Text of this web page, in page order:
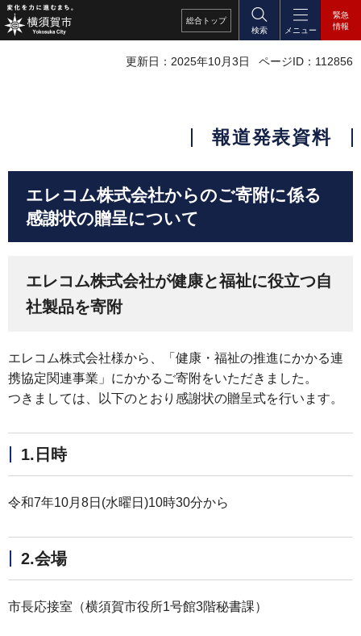
総合 トップ
検索
メニュー
緊急
情報
更新日：2025年10月3日 ページID：112856
報道発表資料
エレコム株式会社からのご寄附に係る
感謝状の贈呈について
エレコム株式会社が健康と福祉に役立つ自
社製品を寄附
エレコム株式会社様から、「健康・福祉の推進にかかる連
携協定関連事業」にかかるご寄附をいただきました。
つきましては、以下のとおり感謝状の贈呈式を行います。
1.日時
令和7年10月8日(水曜日)10時30分から
2.会場
市長応接室（横須賀市役所1号館3階秘書課）